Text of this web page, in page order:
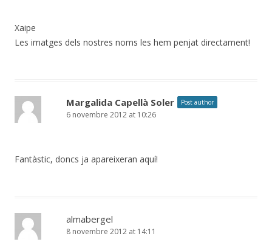
Xaipe
Les imatges dels nostres noms les hem penjat directament!
Margalida Capellà Soler Post author
6 novembre 2012 at 10:26
Fantàstic, doncs ja apareixeran aquí!
almabergel
8 novembre 2012 at 14:11